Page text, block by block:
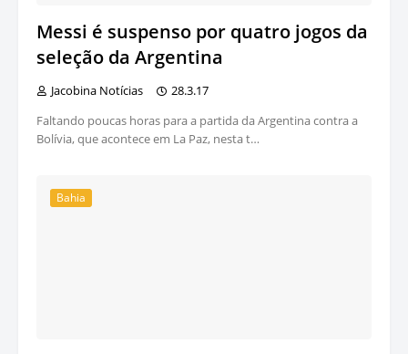
Messi é suspenso por quatro jogos da
seleção da Argentina
Jacobina Notícias
28.3.17
Faltando poucas horas para a partida da Argentina contra a
Bolívia, que acontece em La Paz, nesta t…
Bahia